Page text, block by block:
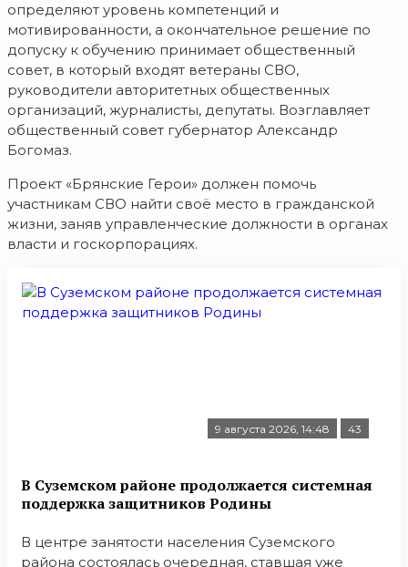
определяют уровень компетенций и
мотивированности, а окончательное решение по
допуску к обучению принимает общественный
совет, в который входят ветераны СВО,
руководители авторитетных общественных
организаций, журналисты, депутаты. Возглавляет
общественный совет губернатор Александр
Богомаз.
Проект «Брянские Герои» должен помочь
участникам СВО найти своё место в гражданской
жизни, заняв управленческие должности в органах
власти и госкорпорациях.
9 августа 2026, 14:48 43
В Суземском районе продолжается системная
поддержка защитников Родины
В центре занятости населения Суземского
района состоялась очередная, ставшая уже